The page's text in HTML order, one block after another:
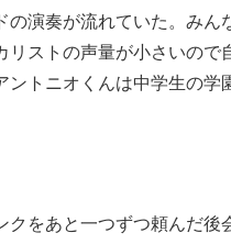
の演奏が流れていた。みん
リストの声量が小さいので
ントニオくんは中学生の学
クをあと一つずつ頼んだ後